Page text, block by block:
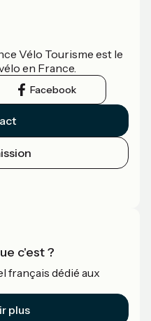
Vélo Tourisme est le
en France.
Facebook
c'est ?
français dédié aux
plus